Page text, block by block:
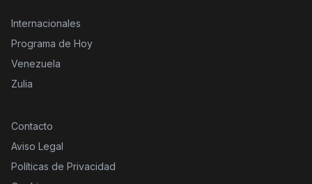
Internacionales
Programa de Hoy
Venezuela
Zulia
Contacto
Aviso Legal
Políticas de Privacidad